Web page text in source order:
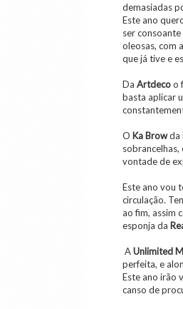
demasiadas
Este ano
ser
oleosas, com
que já tive e
Da Artdecoo
basta aplicar
O Ka Browda
vontade de
Este ano vou
circulação.
ao fim, assim
esponja da
AUnlimited
perfeita, e
Este ano irão
canso de